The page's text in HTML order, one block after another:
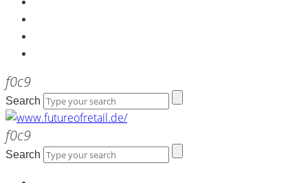
Search
Search